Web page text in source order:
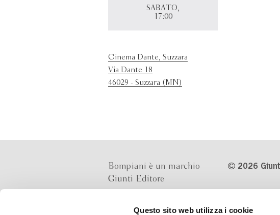
Questo sito web utilizza i cookie
SABATO,
17:00
Cinema Dante, Suzzara
Via Dante 18
46029 - Suzzara (MN)
Bompiani è un marchio
Giunti Editore
2026